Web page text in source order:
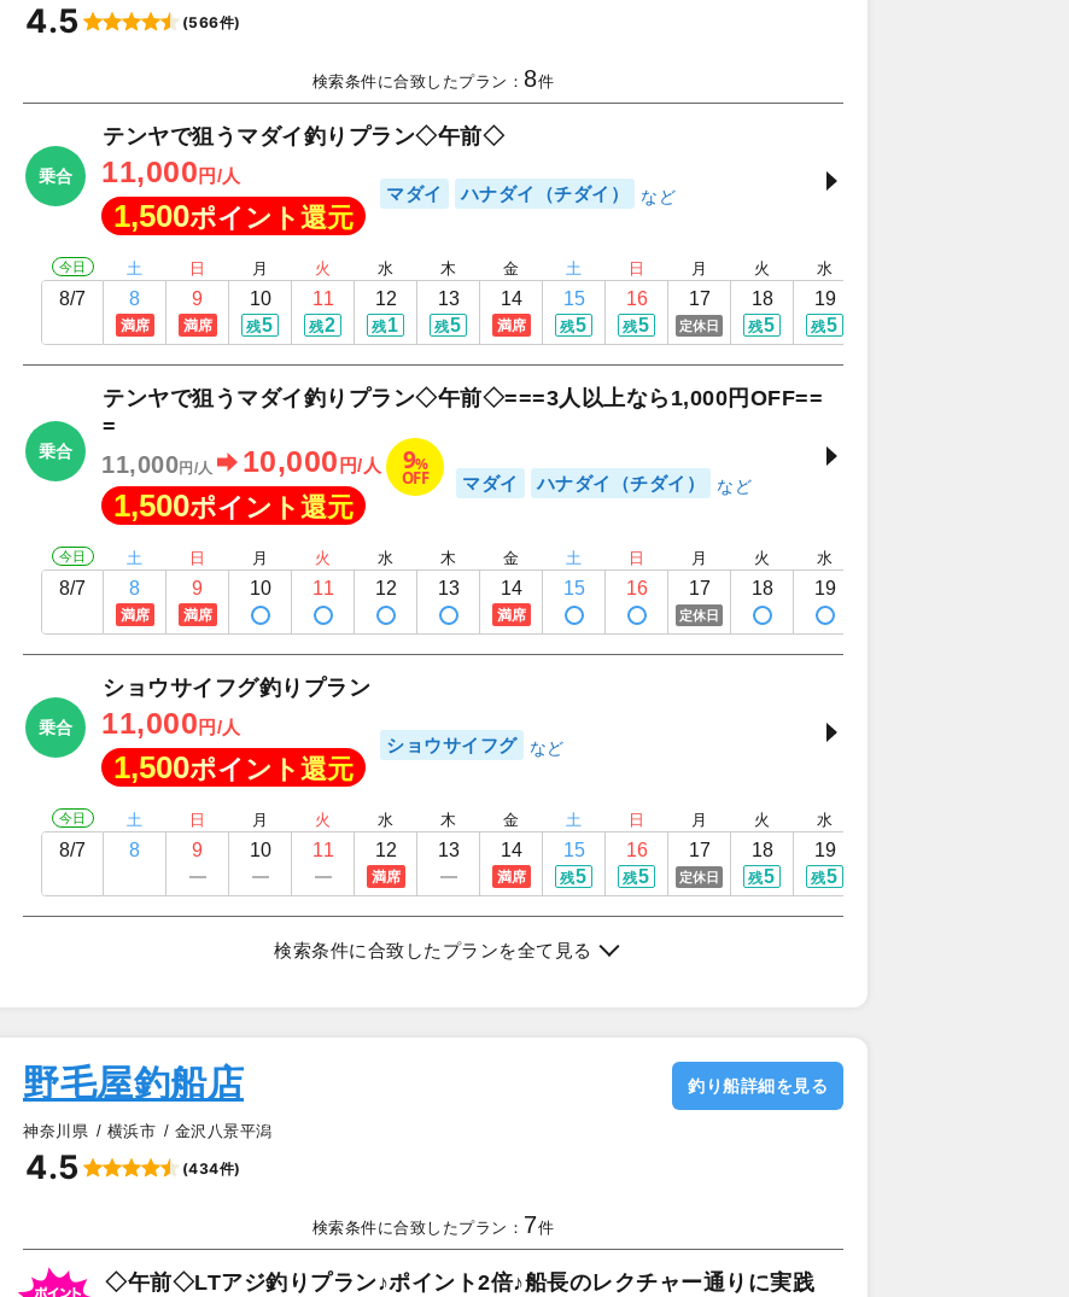
4.5 (566件)
検索条件に合致したプラン： 8件
乗合
テンヤで狙うマダイ釣りプラン◇午前◇
11,000 円/人
1,500ポイント還元
マダイ ハナダイ（チダイ）
今日
8/7
土
8
満席
日
9
満席
月
10
残5
火
11
残2
水
12
残1
木
13
残5
金
14
満席
土
15
残5
日
16
残5
月
17
定休日
火
18
残5
水
19
残5
乗合
テンヤで狙うマダイ釣りプラン◇午前◇===3人以上なら1,000円OFF==
=
11,000円/人 10,000 円/人 9%
OFF
1,500ポイント還元
マダイ ハナダイ（チダイ）
今日
8/7
土
8
満席
日
9
満席
月
10
火
11
水
12
木
13
金
14
満席
土
15
日
16
月
17
定休日
火
18
水
19
乗合
ショウサイフグ釣りプラン
11,000 円/人
1,500ポイント還元
ショウサイフグ
今日
8/7
土
8
日
9
月
10
火
11
水
12
満席
木
13
金
14
満席
土
15
残5
日
16
残5
月
17
定休日
火
18
残5
水
19
残5
検索条件に合致したプランを全て見る
野毛屋釣船店
神奈川県 横浜市 金沢八景平潟
4.5 (434件)
釣り船詳細を見る
検索条件に合致したプラン： 7件
◇午前◇LTアジ釣りプラン♪ポイント2倍♪船長のレクチャー通りに実践